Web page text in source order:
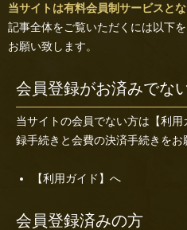
当サイトは有料会員制サービスとな
記事全体をご覧いただくには以下
お願い致します。
会員登録がお済みでな
当サイトの会員でない方は 【利用
録手続きと会費の決済手続きをお
【利用ガイド】へ
会員登録済みの方